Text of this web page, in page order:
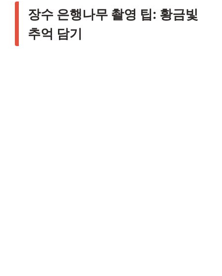
장수 은행나무 촬영 팁: 황금빛
추억 담기